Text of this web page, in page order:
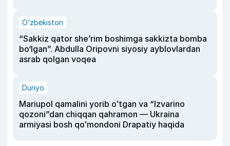
O‘zbekiston
“Sakkiz qator she’rim boshimga sakkizta bomba
bo‘lgan”. Abdulla Oripovni siyosiy ayblovlardan
asrab qolgan voqea
Dunyo
Mariupol qamalini yorib oʻtgan va “Izvarino
qozoni”dan chiqqan qahramon — Ukraina
armiyasi bosh qoʻmondoni Drapatiy haqida